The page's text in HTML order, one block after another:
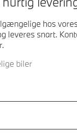
hos
leveres snart.
biler